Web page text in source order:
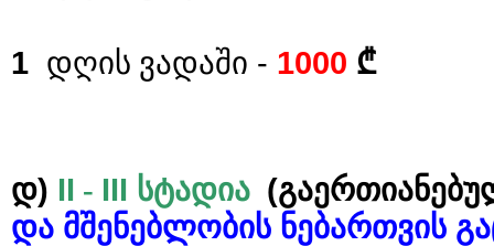
1 დღის ვადაში - 1000 ₾
დ) II - III სტადია
და მშენებლობის ნებართვის